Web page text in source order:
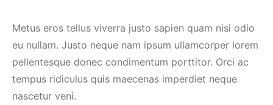
Metus eros tellus viverra justo sapien quam nisi odio
eu nullam. Justo neque nam ipsum ullamcorper lorem
pellentesque donec condimentum porttitor. Orci ac
tempus ridiculus quis maecenas imperdiet neque
nascetur veni.